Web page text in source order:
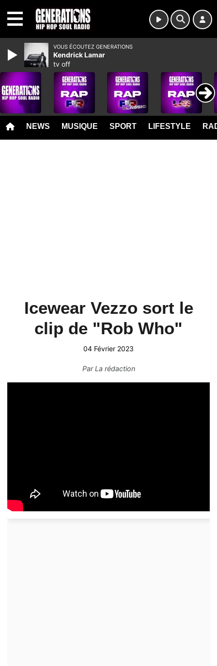
NEWS MUSIQUE SPORT LIFESTYLE
Icewear Vezzo sort le
clip de "Rob Who"
04 Février 2023
ParLa rédaction
VOUS ÉCOUTEZ GENERATIONS
Kendrick Lamar
tv off